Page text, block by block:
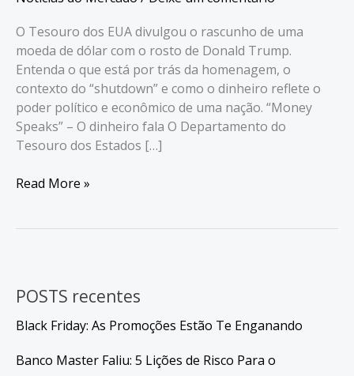
O Tesouro dos EUA divulgou o rascunho de uma
moeda de dólar com o rosto de Donald Trump.
Entenda o que está por trás da homenagem, o
contexto do “shutdown” e como o dinheiro reflete o
poder político e econômico de uma nação. “Money
Speaks” – O dinheiro fala O Departamento do
Tesouro dos Estados […]
Moeda
Divulga
Read More »
POSTS recentes
Black Friday: As Promoções Estão Te Enganando
Banco Master Faliu: 5 Lições de Risco Para o